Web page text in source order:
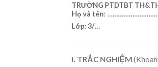
TRƯỜNG PTDTBT
Họ và tên:
Lớp: 3/…
I. TRẮC NGHIỆM